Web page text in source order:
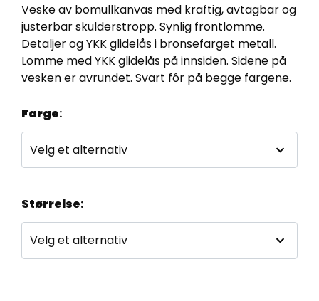
Veske av bomullkanvas med kraftig, avtagbar og
justerbar skulderstropp. Synlig frontlomme.
Detaljer og YKK glidelås i bronsefarget metall.
Lomme med YKK glidelås på innsiden. Sidene på
vesken er avrundet. Svart fôr på begge fargene.
Farge:
Størrelse: